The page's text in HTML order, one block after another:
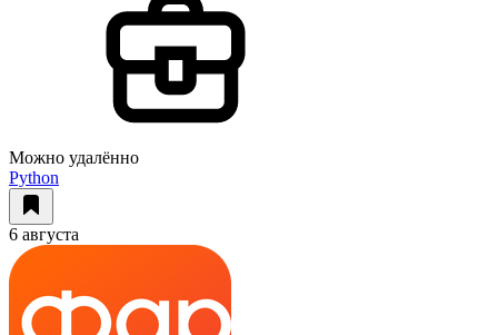
Можно удалённо
Python
6 августа